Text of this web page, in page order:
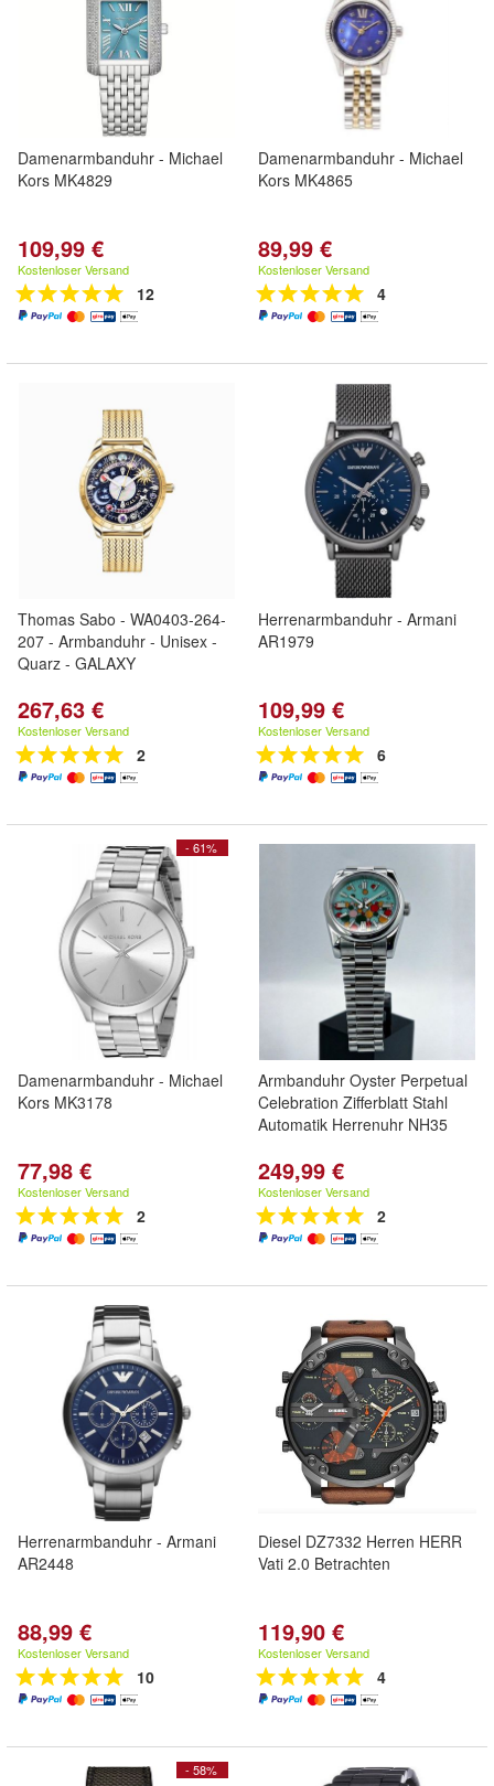
Damenarmbanduhr - Michael
Kors MK4829
109,99 €
Kostenloser Versand
12
Damenarmbanduhr - Michael
Kors MK4865
89,99 €
Kostenloser Versand
4
Thomas Sabo - WA0403-264-
207 - Armbanduhr - Unisex -
Quarz - GALAXY
267,63 €
Kostenloser Versand
2
Herrenarmbanduhr - Armani
AR1979
109,99 €
Kostenloser Versand
6
- 61%
Damenarmbanduhr - Michael
Kors MK3178
77,98 €
Kostenloser Versand
2
Armbanduhr Oyster Perpetual
Celebration Zifferblatt Stahl
Automatik Herrenuhr NH35
249,99 €
Kostenloser Versand
2
Herrenarmbanduhr - Armani
AR2448
88,99 €
Kostenloser Versand
10
Diesel DZ7332 Herren HERR
Vati 2.0 Betrachten
119,90 €
Kostenloser Versand
4
- 58%